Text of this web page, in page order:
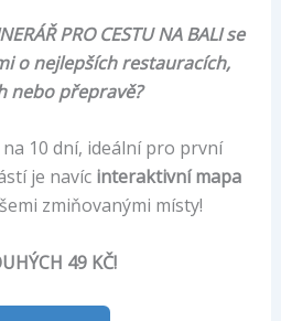
PRO CESTU NA BALI se
o nejlepších restauracích,
nebo přepravě?
10 dní, ideální pro první
je navíc interaktivní mapa
zmiňovanými místy!
49 KČ!